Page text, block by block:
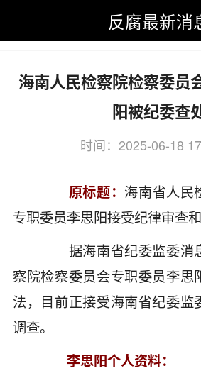
反腐最新消
反腐最新消息
海南人民检察院检察委员
阳被纪委查
时间：2025-06-18
关键词：海南,人民检察
原标题： 海南省人民
专职委员李思阳接受纪律审查
据海南省纪委监委消息
察院检察委员会专职委员李思
法，目前正接受海南省纪委监
调查。
李思阳个人资料：